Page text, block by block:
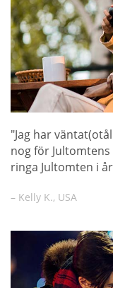
"Jag har
nog för Jultomtens
ringa Jultomten i
– Kelly K., USA